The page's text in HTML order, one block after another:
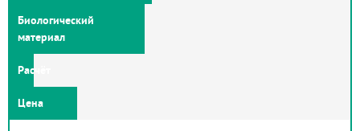
Биологический
материал
Расчёт
Цена